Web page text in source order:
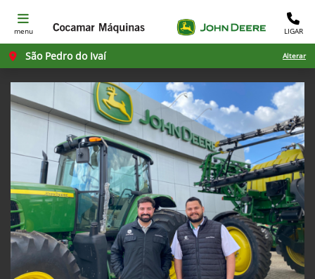
menu LIGAR
São Pedro do Ivaí Alterar